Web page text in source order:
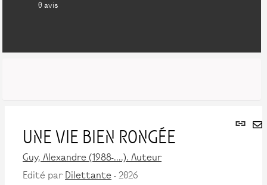
0 avis
Lien
UNE VIE BIEN RONGÉE
Guy, Alexandre (1988-....). Auteur
Edité par Dilettante- 2026